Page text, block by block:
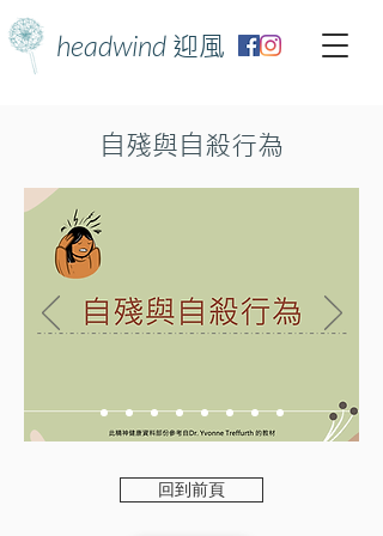
headwind 迎風
自殘與自殺行為
回到前頁